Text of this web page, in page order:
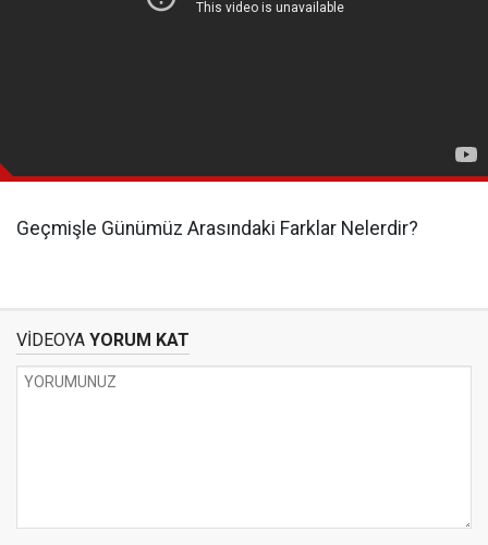
Geçmişle Günümüz Arasındaki Farklar Nelerdir?
VİDEOYA YORUM KAT